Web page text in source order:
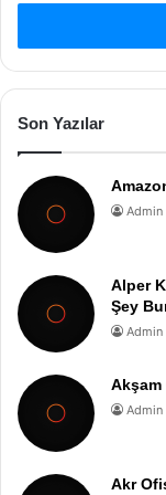
Son Yazılar
Admin
Alper
Şey
Admin
Akşam
Admin
Akr